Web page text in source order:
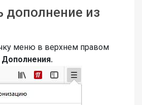
дополнение из
меню в верхнем правом
Дополнения.